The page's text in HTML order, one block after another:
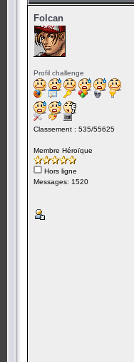
Folcan
Profil challenge
Classement : 535/55625
Membre Héroïque
Hors ligne
Messages: 1520